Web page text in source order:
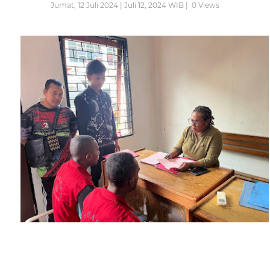
Jumat, 12 Juli 2024 | Juli 12, 2024 WIB | 0 Views